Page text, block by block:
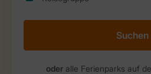
Suchen
oderalle Ferienparks auf